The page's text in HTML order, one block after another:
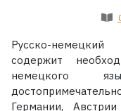
Русско-
содержит
немецкого
Германии,